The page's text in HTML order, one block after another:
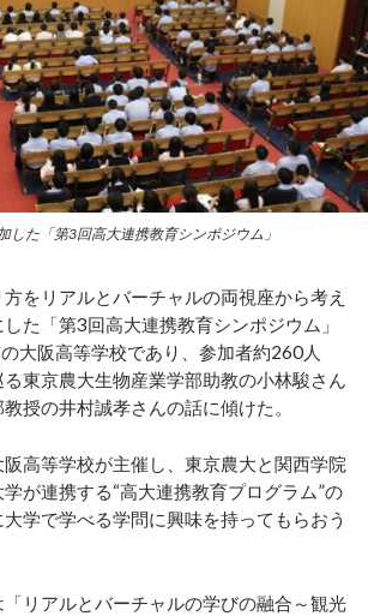
した「第3回高大連携教育シンポジウム」
をリアルとバーチャルの両視座から考え
た「第3回高大連携教育シンポジウム」
大阪高等学校であり、参加者約260人
東京農大生物産業学部助教の小林駿さん
授の井村誠孝さんの話に傾けた。
高等学校が主催し、東京農大と関西学院
が連携する“高大連携教育プログラム”の
学で学べる学問に興味を持ってもらおう
リアルとバーチャルの学びの融合～観光